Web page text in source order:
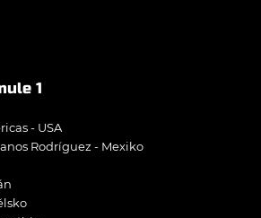
1
- USA
Rodríguez - Mexiko